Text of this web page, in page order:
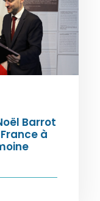
Barrot
à